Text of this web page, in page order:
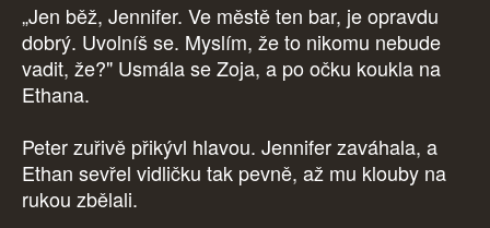
„Jen běž, Jennifer. Ve městě ten bar, je opravdu
dobrý. Uvolníš se. Myslím, že to nikomu nebude
vadit, že?" Usmála se Zoja, a po očku koukla na
Ethana.
Peter zuřivě přikývl hlavou. Jennifer zaváhala, a
Ethan sevřel vidličku tak pevně, až mu klouby na
rukou zbělali.